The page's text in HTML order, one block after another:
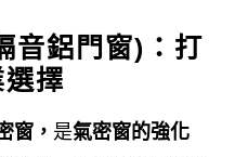
之需求及預算，提供完
們免費估價，並依照需
音鋁門窗)：打
擇
窗， 是氣密窗的強化